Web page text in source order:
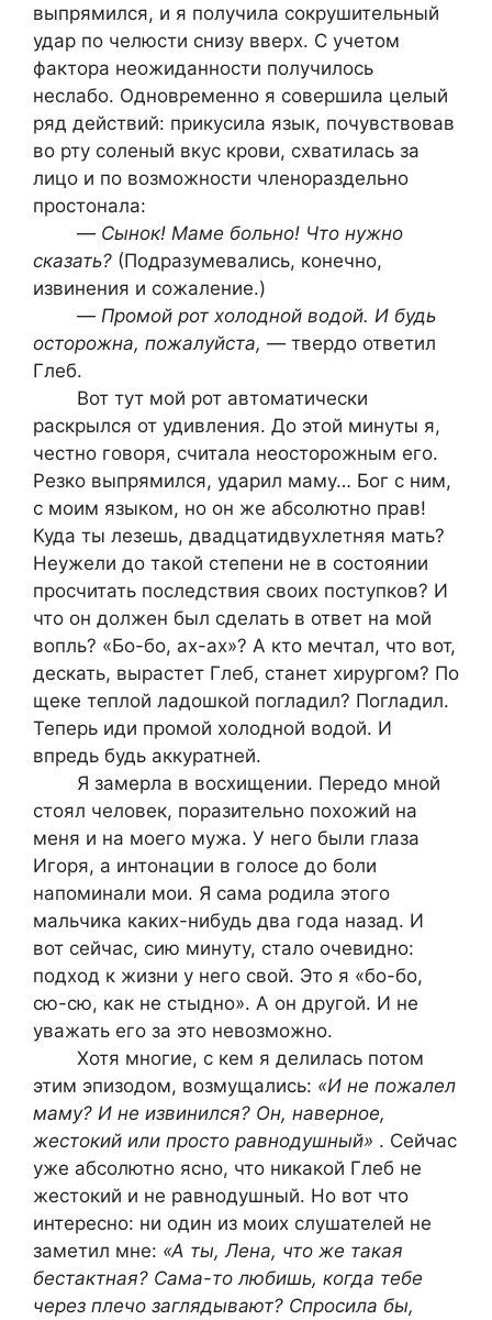
выпрямился, и я получила сокрушительный
удар по челюсти снизу вверх. С учетом
фактора неожиданности получилось
неслабо. Одновременно я совершила целый
ряд действий: прикусила язык, почувствовав
во рту соленый вкус крови, схватилась за
лицо и по возможности членораздельно
простонала:
— Сынок! Маме больно! Что нужно
сказать? (Подразумевались, конечно,
извинения и сожаление.)
— Промой рот холодной водой. И будь
осторожна, пожалуйста, — твердо ответил
Глеб.
Вот тут мой рот автоматически
раскрылся от удивления. До этой минуты я,
честно говоря, считала неосторожным его.
Резко выпрямился, ударил маму… Бог с ним,
с моим языком, но он же абсолютно прав!
Куда ты лезешь, двадцатидвухлетняя мать?
Неужели до такой степени не в состоянии
просчитать последствия своих поступков? И
что он должен был сделать в ответ на мой
вопль? «Бо-бо, ах-ах»? А кто мечтал, что вот,
дескать, вырастет Глеб, станет хирургом? По
щеке теплой ладошкой погладил? Погладил.
Теперь иди промой холодной водой. И
впредь будь аккуратней.
Я замерла в восхищении. Передо мной
стоял человек, поразительно похожий на
меня и на моего мужа. У него были глаза
Игоря, а интонации в голосе до боли
напоминали мои. Я сама родила этого
мальчика каких-нибудь два года назад. И
вот сейчас, сию минуту, стало очевидно:
подход к жизни у него свой. Это я «бо-бо,
сю-сю, как не стыдно». А он другой. И не
уважать его за это невозможно.
Хотя многие, с кем я делилась потом
этим эпизодом, возмущались: «И не пожалел
маму? И не извинился? Он, наверное,
жестокий или просто равнодушный» . Сейчас
уже абсолютно ясно, что никакой Глеб не
жестокий и не равнодушный. Но вот что
интересно: ни один из моих слушателей не
заметил мне: «А ты, Лена, что же такая
бестактная? Сама-то любишь, когда тебе
через плечо заглядывают? Спросила бы,